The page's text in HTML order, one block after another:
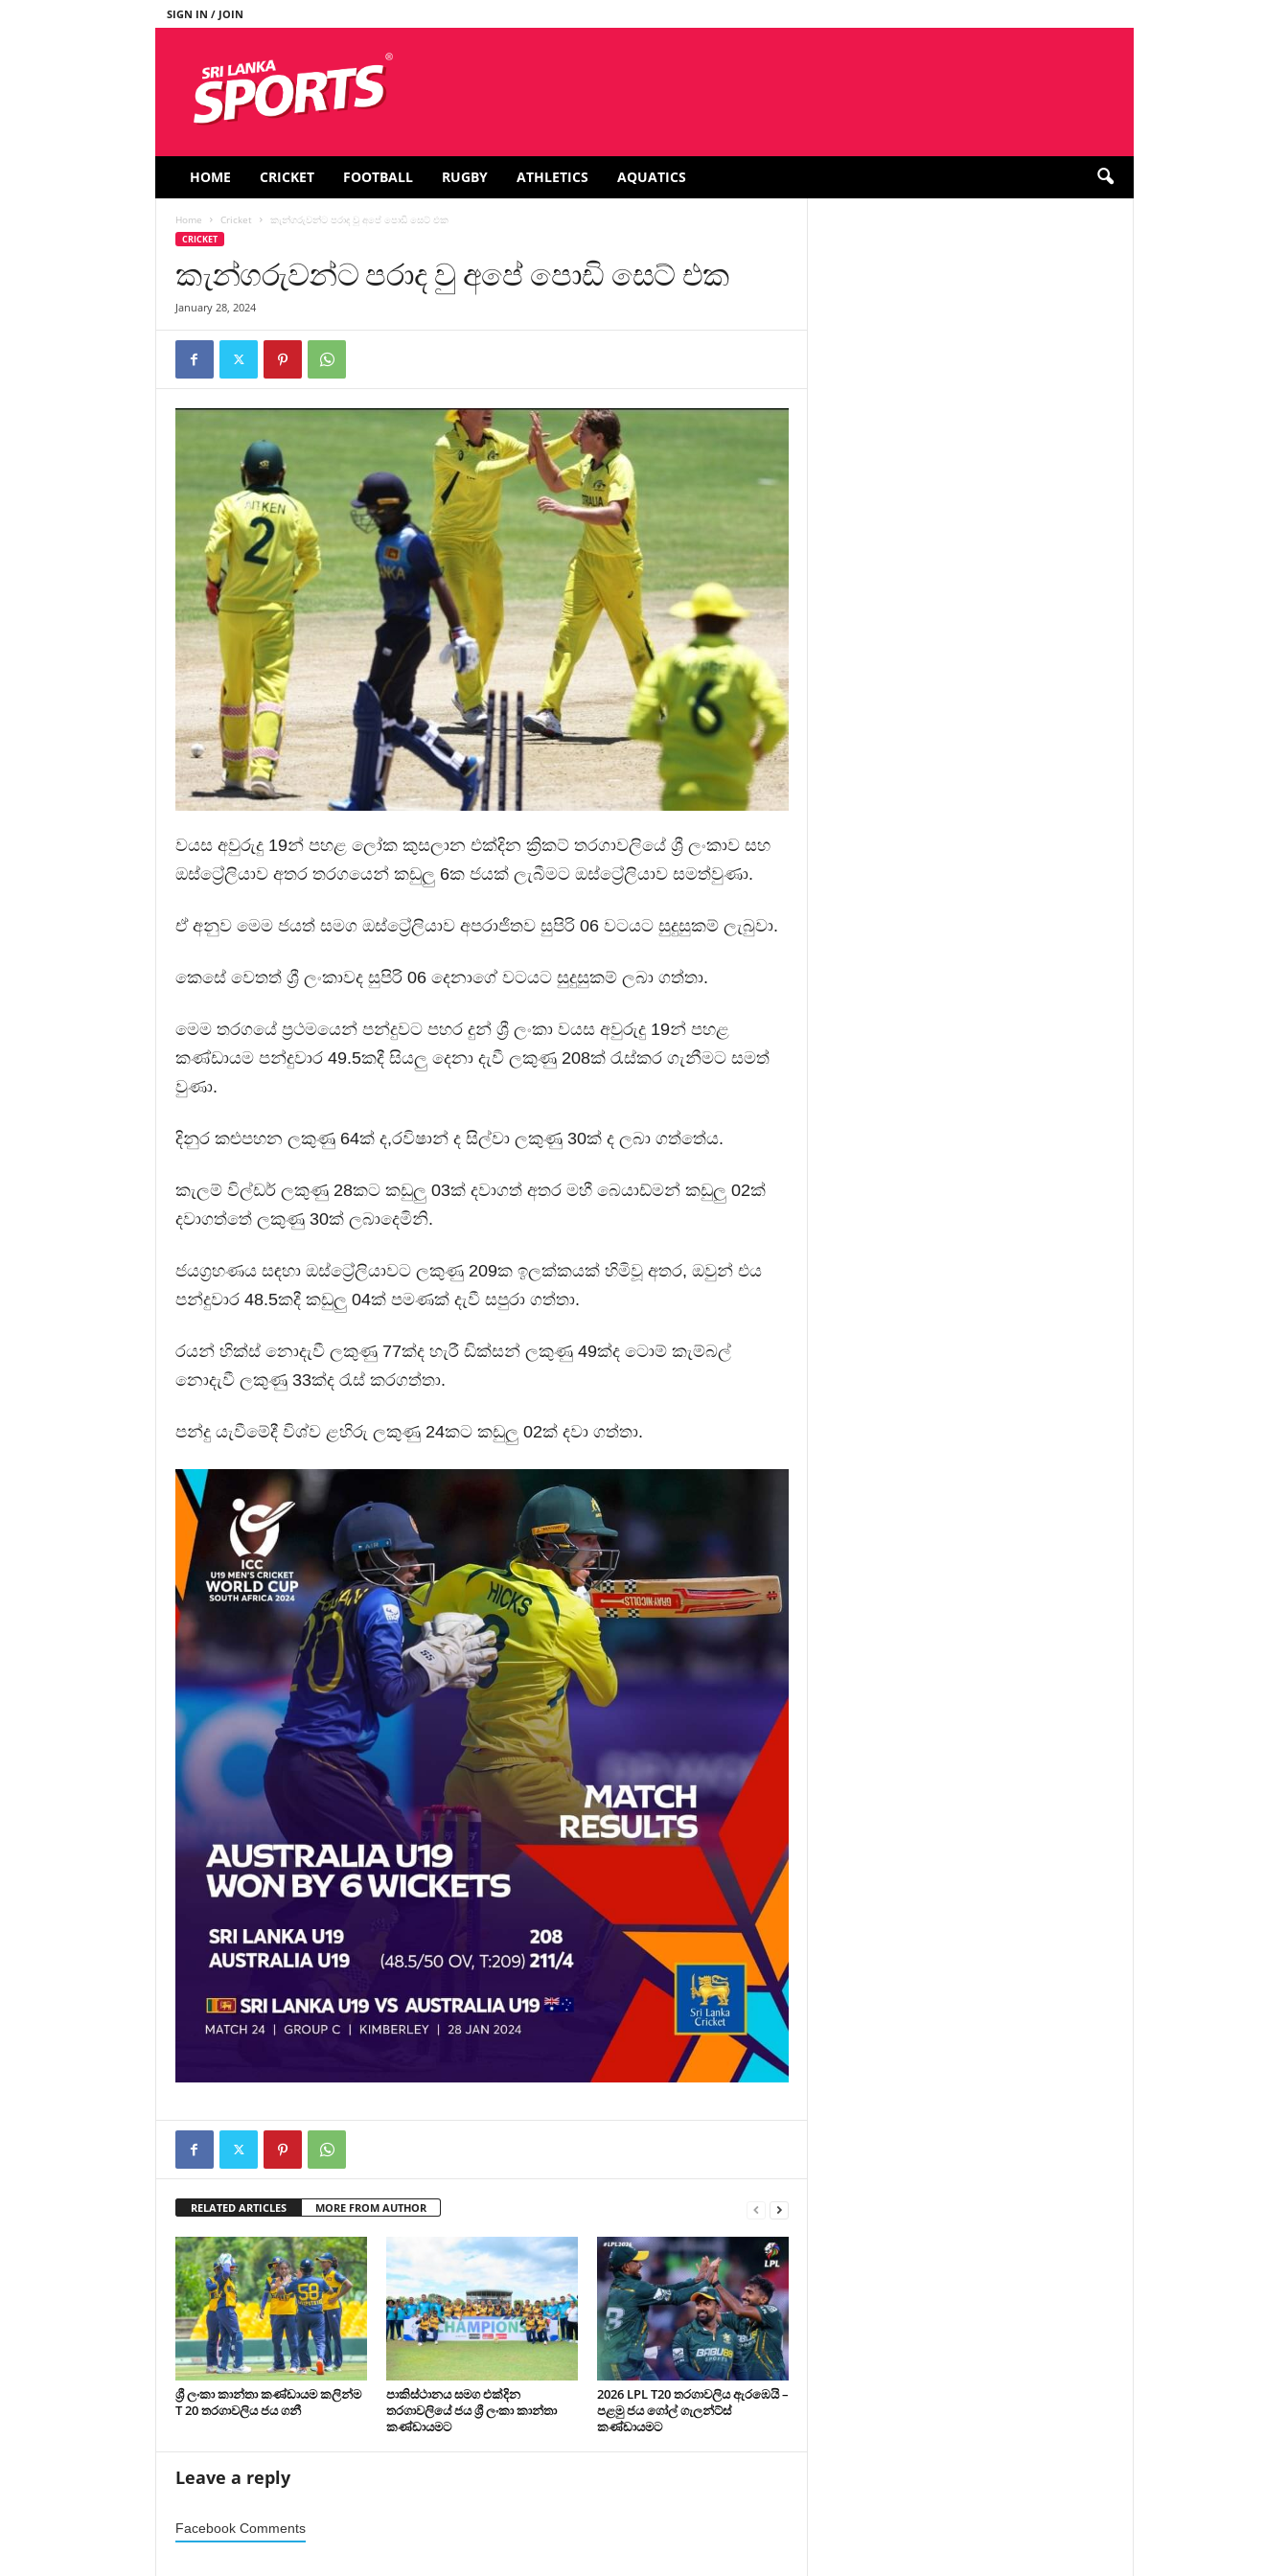
SIGN IN / JOIN
HOME CRICKET FOOTBALL RUGBY ATHLETICS AQUATICS
Home Cricket කැන්ගරුවන්ට පරාද වු අපේ පොඩි සෙට් එක
CRICKET
කැන්ගරුවන්ට පරාද වු අපේ පොඩි සෙට් එක
January 28, 2024
වයස අවුරුදු 19න් පහළ ලෝක කුසලාන එක්දින ක්‍රිකට් තරගාවලියේ ශ්‍රී ලංකාව සහ
ඔස්ට්‍රේලියාව අතර තරගයෙන් කඩුලු 6ක ජයක් ලැබීමට ඔස්ට්‍රේලියාව සමත්වුණා.
ඒ අනුව මෙම ජයත් සමග ඔස්ට්‍රේලියාව අපරාජිතව සුපිරි 06 වටයට සුදුසුකම් ලැබුවා.
කෙසේ වෙතත් ශ්‍රී ලංකාවද සුපිරි 06 දෙනාගේ වටයට සුදුසුකම් ලබා ගත්තා.
මෙම තරගයේ ප්‍රථමයෙන් පන්දුවට පහර දුන් ශ්‍රී ලංකා වයස අවුරුදු 19න් පහළ
කණ්ඩායම පන්දුවාර 49.5කදී සියලු දෙනා දැවී ලකුණු 208ක් රැස්කර ගැනීමට සමත්
වුණා.
දිනුර කළුපහන ලකුණු 64ක් ද,රවිෂාන් ද සිල්වා ලකුණු 30ක් ද ලබා ගත්තේය.
කැලම් විල්ඩර් ලකුණු 28කට කඩුලු 03ක් දවාගත් අතර මහී බෙයාඩ්මන් කඩුලු 02ක්
දවාගත්තේ ලකුණු 30ක් ලබාදෙමිනි.
ජයග්‍රහණය සඳහා ඔස්ට්‍රේලියාවට ලකුණු 209ක ඉලක්කයක් හිමිවූ අතර, ඔවුන් එය
පන්දුවාර 48.5කදී කඩුලු 04ක් පමණක් දැවී සපුරා ගත්තා.
රයන් හික්ස් නොදැවී ලකුණු 77ක්ද හැරී ඩික්සන් ලකුණු 49ක්ද ටොම් කැම්බල්
නොදැවී ලකුණු 33ක්ද රැස් කරගත්තා.
පන්දු යැවීමේදී විශ්ව ළහිරු ලකුණු 24කට කඩුලු 02ක් දවා ගත්තා.
RELATED ARTICLES MORE FROM AUTHOR
ශ්‍රී ලංකා කාන්තා කණ්ඩායම කලින්ම
T 20 තරගාවලිය ජය ගනී
පාකිස්ථානය සමග එක්දින
තරගාවලියේ ජය ශ්‍රී ලංකා කාන්තා
කණ්ඩායමට
2026 LPL T20 තරගාවලිය ඇරඹෙයි –
පළමු ජය ගෝල් ගැලන්ට්ස්
කණ්ඩායමට
Leave a reply
Facebook Comments